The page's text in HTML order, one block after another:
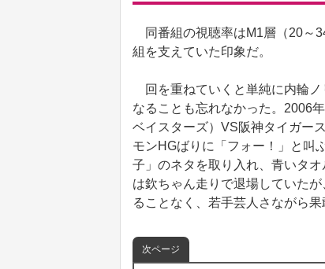
同番組の視聴率はM1層（20～
組を支えていた印象だ。
回を重ねていくと単純に内輪ノ
なることも忘れなかった。2006
ベイスターズ）VS阪神タイガー
モンHGばりに「フォー！」と叫
子」のネタを取り入れ、青いタ
は欽ちゃん走りで退場していた
ることなく、若手芸人さながら
次ページ